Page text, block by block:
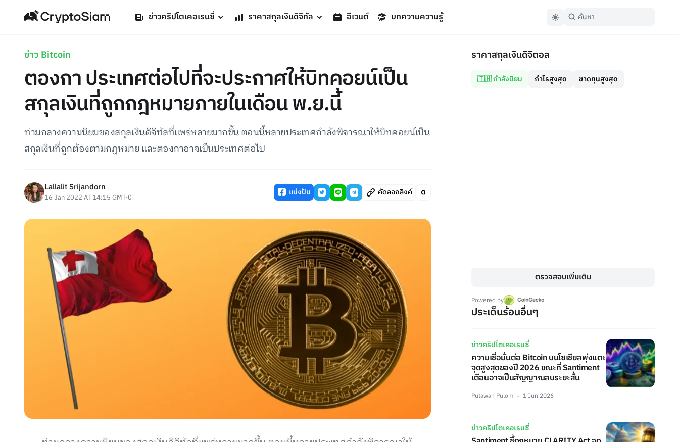
ข่าวคริปโตเคอเรนซี่ ราคาสกุลเงินดิจิทัล อีเวนต์ บทความความรู้
ข่าว Bitcoin
ตองกา ประเทศต่อไปที่จะประกาศให้บิทคอยน์เป็น
สกุลเงินที่ถูกกฎหมายภายในเดือน พ.ย.นี้
ท่ามกลางความนิยมของสกุลเงินดิจิทัลที่แพร่หลายมากขึ้น ตอนนี้หลายประเทศกำลังพิจารณาให้บิทคอยน์เป็น
สกุลเงินที่ถูกต้องตามกฎหมาย และตองกาอาจเป็นประเทศต่อไป
Lallalit Srijandorn
16 Jan 2022 AT 14:15 GMT-0 แบ่งปัน คัดลอกลิงค์
ราคาสกุลเงินดิจิตอล
🇹🇭 กำลังนิยม กำไรสูงสุด ขาดทุนสูงสุด
ตรวจสอบเพิ่มเติม
Powered by
ประเด็นร้อนอื่นๆ
ข่าวคริปโตเคอเรนซี่
ความเชื่อมั่นต่อ Bitcoin บนโซเชียลพุ่งแตะ
จุดสูงสุดของปี 2026 ขณะที่ Santiment
เตือนอาจเป็นสัญญาณลบระยะสั้น
Putawan Pulom 1 Jun 2026
ข่าวคริปโตเคอเรนซี่